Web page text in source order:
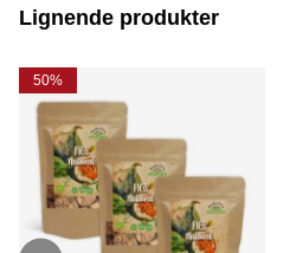
Lignende produkter
50%